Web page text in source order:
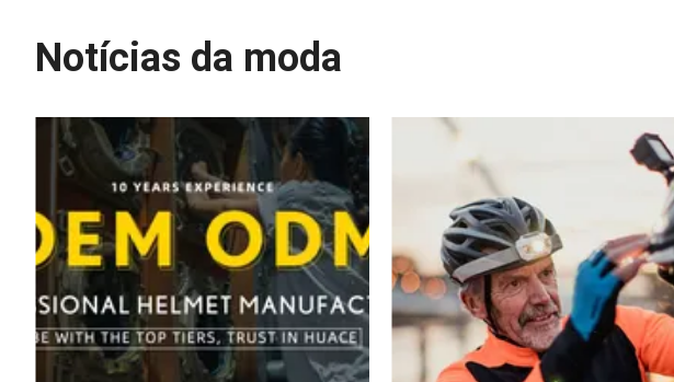
Notícias da moda